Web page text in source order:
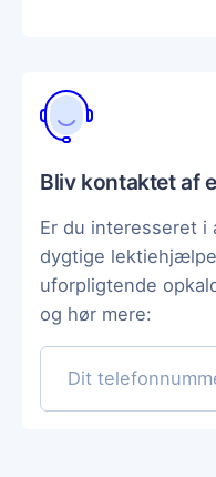
Bliv kontaktet af
Er du interesseret i
dygtige
uforpligtende
og hør mere: